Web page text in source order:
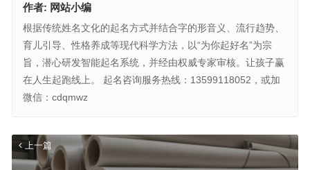
作者: 网站小编
根据传统姓名文化的起名方式并结合字的形音义、流行趋势、
育儿引导、性格养成等现代科学方法，以“为你起好名”为宗
旨，潜心研发智能起名系统，并经由权威专家审核。让孩子赢
在人生起跑线上。 起名咨询服务热线：13599118052，或加
微信：cdqmwz
上一篇